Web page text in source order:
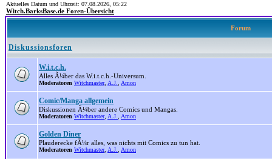
Aktuelles Datum und Uhrzeit: 07.08.2026, 05:22
Witch.BarksBase.de Foren-Übersicht
Forum
Diskussionsforen
W.i.t.c.h.
Alles Ã¼ber das W.i.t.c.h.-Universum.
Moderatoren Witchmaster, A.J. Amon
Comic/Manga allgemein
Diskussionen Ã¼ber andere Comics und Mangas.
Moderatoren Witchmaster, A.J. Amon
Golden Diner
Plauderecke fÃ¼r alles, was nichts mit Comics zu tun hat.
Moderatoren Witchmaster, A.J. Amon